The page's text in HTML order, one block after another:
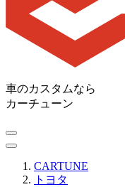
車のカスタムなら
カーチューン
CARTUNE
トヨタ